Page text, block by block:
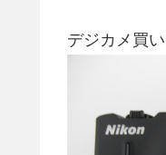
デジカメ買